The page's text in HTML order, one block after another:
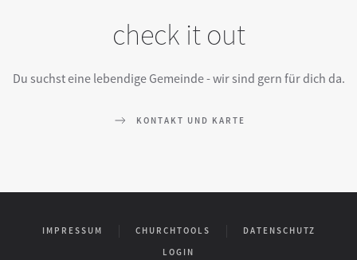
check it out
Du suchst eine lebendige Gemeinde - wir sind gern für dich da.
KONTAKT UND KARTE
IMPRESSUM CHURCHTOOLS
DATENSCHUTZ
LOGIN